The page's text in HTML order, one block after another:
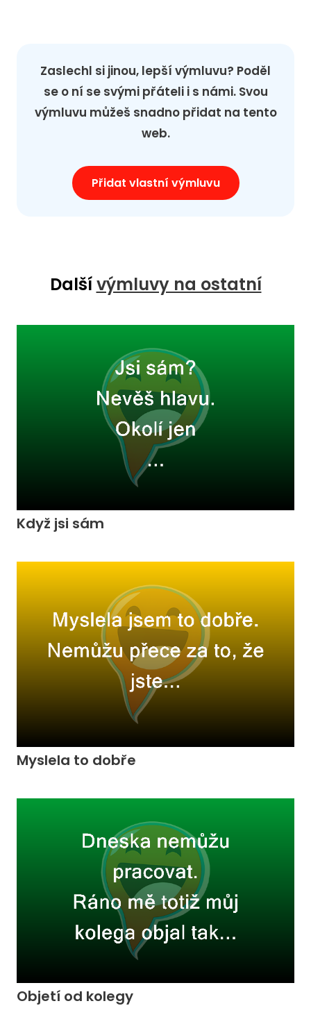
Zaslechl si jinou, lepší výmluvu? Poděl
se o ní se svými přáteli i s námi. Svou
výmluvu můžeš snadno přidat na tento
web.
Přidat vlastní výmluvu
Dalšívýmluvy na ostatní
Když jsi sám
Myslela to dobře
Objetí od kolegy